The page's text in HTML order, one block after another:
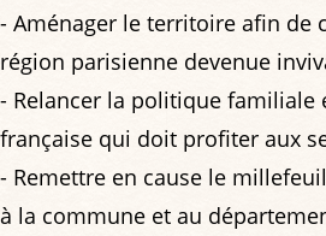
- Aménager le territoire afin de
région parisienne devenue
- Relancer la politique familiale
française qui doit profiter aux
- Remettre en cause le
à la commune et au